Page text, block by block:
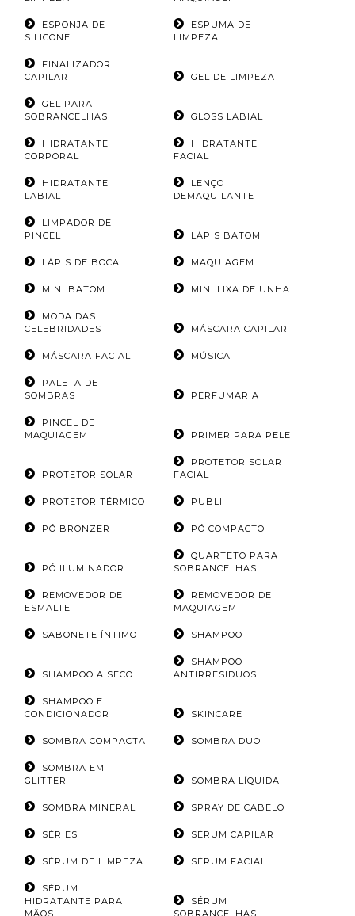
ESPONJA DE
SILICONE
ESPUMA DE
LIMPEZA
FINALIZADOR
CAPILAR
GEL DE LIMPEZA
GEL PARA
SOBRANCELHAS
GLOSS LABIAL
HIDRATANTE
CORPORAL
HIDRATANTE
FACIAL
HIDRATANTE
LABIAL
LENÇO
DEMAQUILANTE
LIMPADOR DE
PINCEL
LÁPIS BATOM
LÁPIS DE BOCA MAQUIAGEM
MINI BATOM MINI LIXA DE UNHA
MODA DAS
CELEBRIDADES
MÁSCARA CAPILAR
MÁSCARA FACIAL MÚSICA
PALETA DE
SOMBRAS
PERFUMARIA
PINCEL DE
MAQUIAGEM
PRIMER PARA PELE
PROTETOR SOLAR
PROTETOR SOLAR
FACIAL
PROTETOR TÉRMICO PUBLI
PÓ BRONZER PÓ COMPACTO
PÓ ILUMINADOR
QUARTETO PARA
SOBRANCELHAS
REMOVEDOR DE
ESMALTE
REMOVEDOR DE
MAQUIAGEM
SABONETE ÍNTIMO SHAMPOO
SHAMPOO A SECO
SHAMPOO
ANTIRRESIDUOS
SHAMPOO E
CONDICIONADOR
SKINCARE
SOMBRA COMPACTA SOMBRA DUO
SOMBRA EM
GLITTER
SOMBRA LÍQUIDA
SOMBRA MINERAL SPRAY DE CABELO
SÉRIES SÉRUM CAPILAR
SÉRUM DE LIMPEZA SÉRUM FACIAL
SÉRUM
HIDRATANTE PARA
SÉRUM